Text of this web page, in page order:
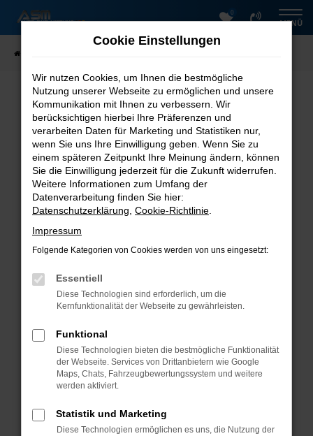
Zum
0
MENÜ
Fehler: Network Error
Beim Laden ist ein Fehler aufgetreten.
Hier sind ein paar Tipps, die dir helfen können:
Überprüfe deine Firewall und deine
Internetverbindung.
Laden andere Webseiten, zum Beispiel deine
Suchmaschine?
Prüfe deine Browsererweiterungen.
Manche Erweiterungen, wie Werbeblocker, können
das Laden bestimmter Seiten verhindern.
oder in einem privaten Fenster?
Starte dein Gerät neu.
Probleme zu beheben.
Stelle sicher, dass dein Browser und dein
Betriebssystem auf dem neuesten Stand sind.
Veraltete Software birgt nicht nur ein
dass bestimmte Funktionen nicht mehr
unterstützt werden.
Cookie Einstellungen
Wir nutzen Cookies, um Ihnen die bestmögliche
Nutzung unserer Webseite zu ermöglichen und unsere
Kommunikation mit Ihnen zu verbessern. Wir
berücksichtigen hierbei Ihre Präferenzen und
verarbeiten Daten für Marketing und Statistiken nur,
wenn Sie uns Ihre Einwilligung geben. Wenn Sie zu
einem späteren Zeitpunkt Ihre Meinung ändern, können
Sie die Einwilligung jederzeit für die Zukunft widerrufen.
Weitere Informationen zum Umfang der
Datenverarbeitung finden Sie hier:
Datenschutzerklärung Cookie-Richtlinie
Impressum
Folgende Kategorien von Cookies werden von uns eingesetzt:
Essentiell
Diese Technologien sind erforderlich, um die
Kernfunktionalität der Webseite zu gewährleisten.
Funktional
Diese Technologien bieten die bestmögliche Funktionalität
der Webseite. Services von Drittanbietern wie Google
Maps, Chats, Fahrzeugbewertungssystem und weitere
werden aktiviert.
Statistik und Marketing
Diese Technologien ermöglichen es uns, die Nutzung der